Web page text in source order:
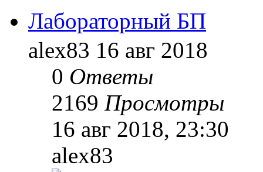
Лабораторный БП
alex83 16 авг 2018
0 Ответы
2169 Просмотры
16 авг 2018, 23:30
alex83